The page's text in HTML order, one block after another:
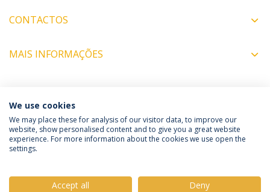
CONTACTOS
MAIS INFORMAÇÕES
COORDENADORES
Política de Privacidade
Termos e Condições
We use cookies
We may place these for analysis of our visitor data, to improve our
website, show personalised content and to give you a great website
experience. For more information about the cookies we use open the
settings.
Accept all Deny